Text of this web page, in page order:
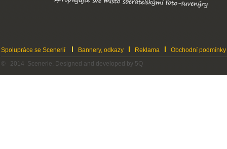
Spolupráce se Scenerií Bannery, odkazy Reklama
Obchodní podmínky
© 2014 Scenerie, Designed and developed by 5Q